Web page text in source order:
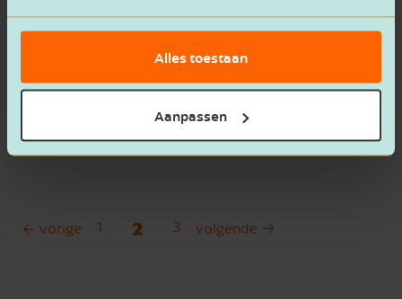
basis van het gebruik van hun services.
Alles toestaan
Aanpassen
Palace
Hoe automatisering van admini­
strati­ewerk­zaam­heden Sans tijd
vorige 1 2 3 volgende